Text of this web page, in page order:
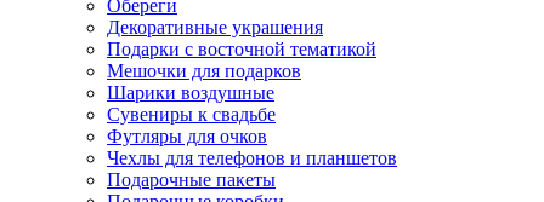
Обереги
Декоративные украшения
Подарки с восточной тематикой
Мешочки для подарков
Шарики воздушные
Сувениры к свадьбе
Футляры для очков
Чехлы для телефонов и планшетов
Подарочные пакеты